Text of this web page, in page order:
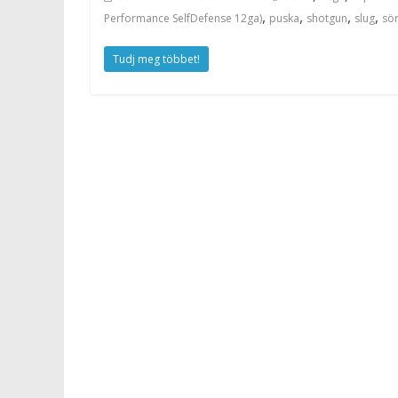
Performance SelfDefense 12ga), puska, shotgun, slug,
Tudj meg többet!